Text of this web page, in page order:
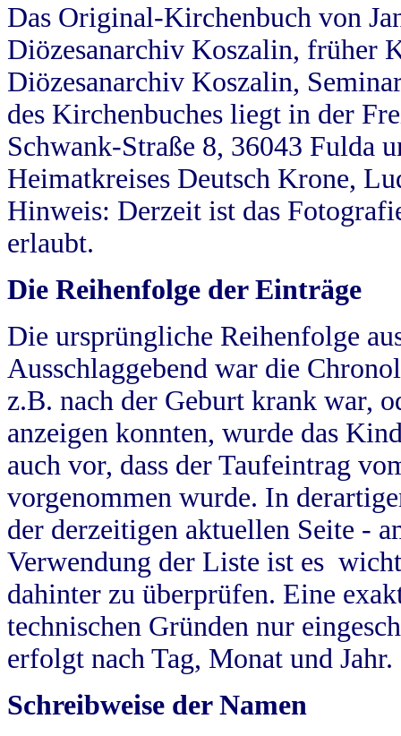
Das Original-Kirchenbuch von
Diözesanarchiv Koszalin, früher
Diözesanarchiv Koszalin,
des Kirchenbuches liegt in der
Schwank-Straße 8, 36043 Fulda
Heimatkreises Deutsch Krone,
Hinweis: Derzeit ist das
erlaubt.
Die Reihenfolge der Einträge
Die ursprüngliche Reihenfolge
Ausschlaggebend war die
z.B. nach der Geburt krank war,
anzeigen konnten, wurde das
auch vor, dass der Taufeintrag
vorgenommen wurde. In
der derzeitigen aktuellen Seite -
Verwendung der Liste ist es
dahinter zu überprüfen. Eine
technischen Gründen nur
erfolgt nach Tag, Monat und Jahr.
Schreibweise der Namen